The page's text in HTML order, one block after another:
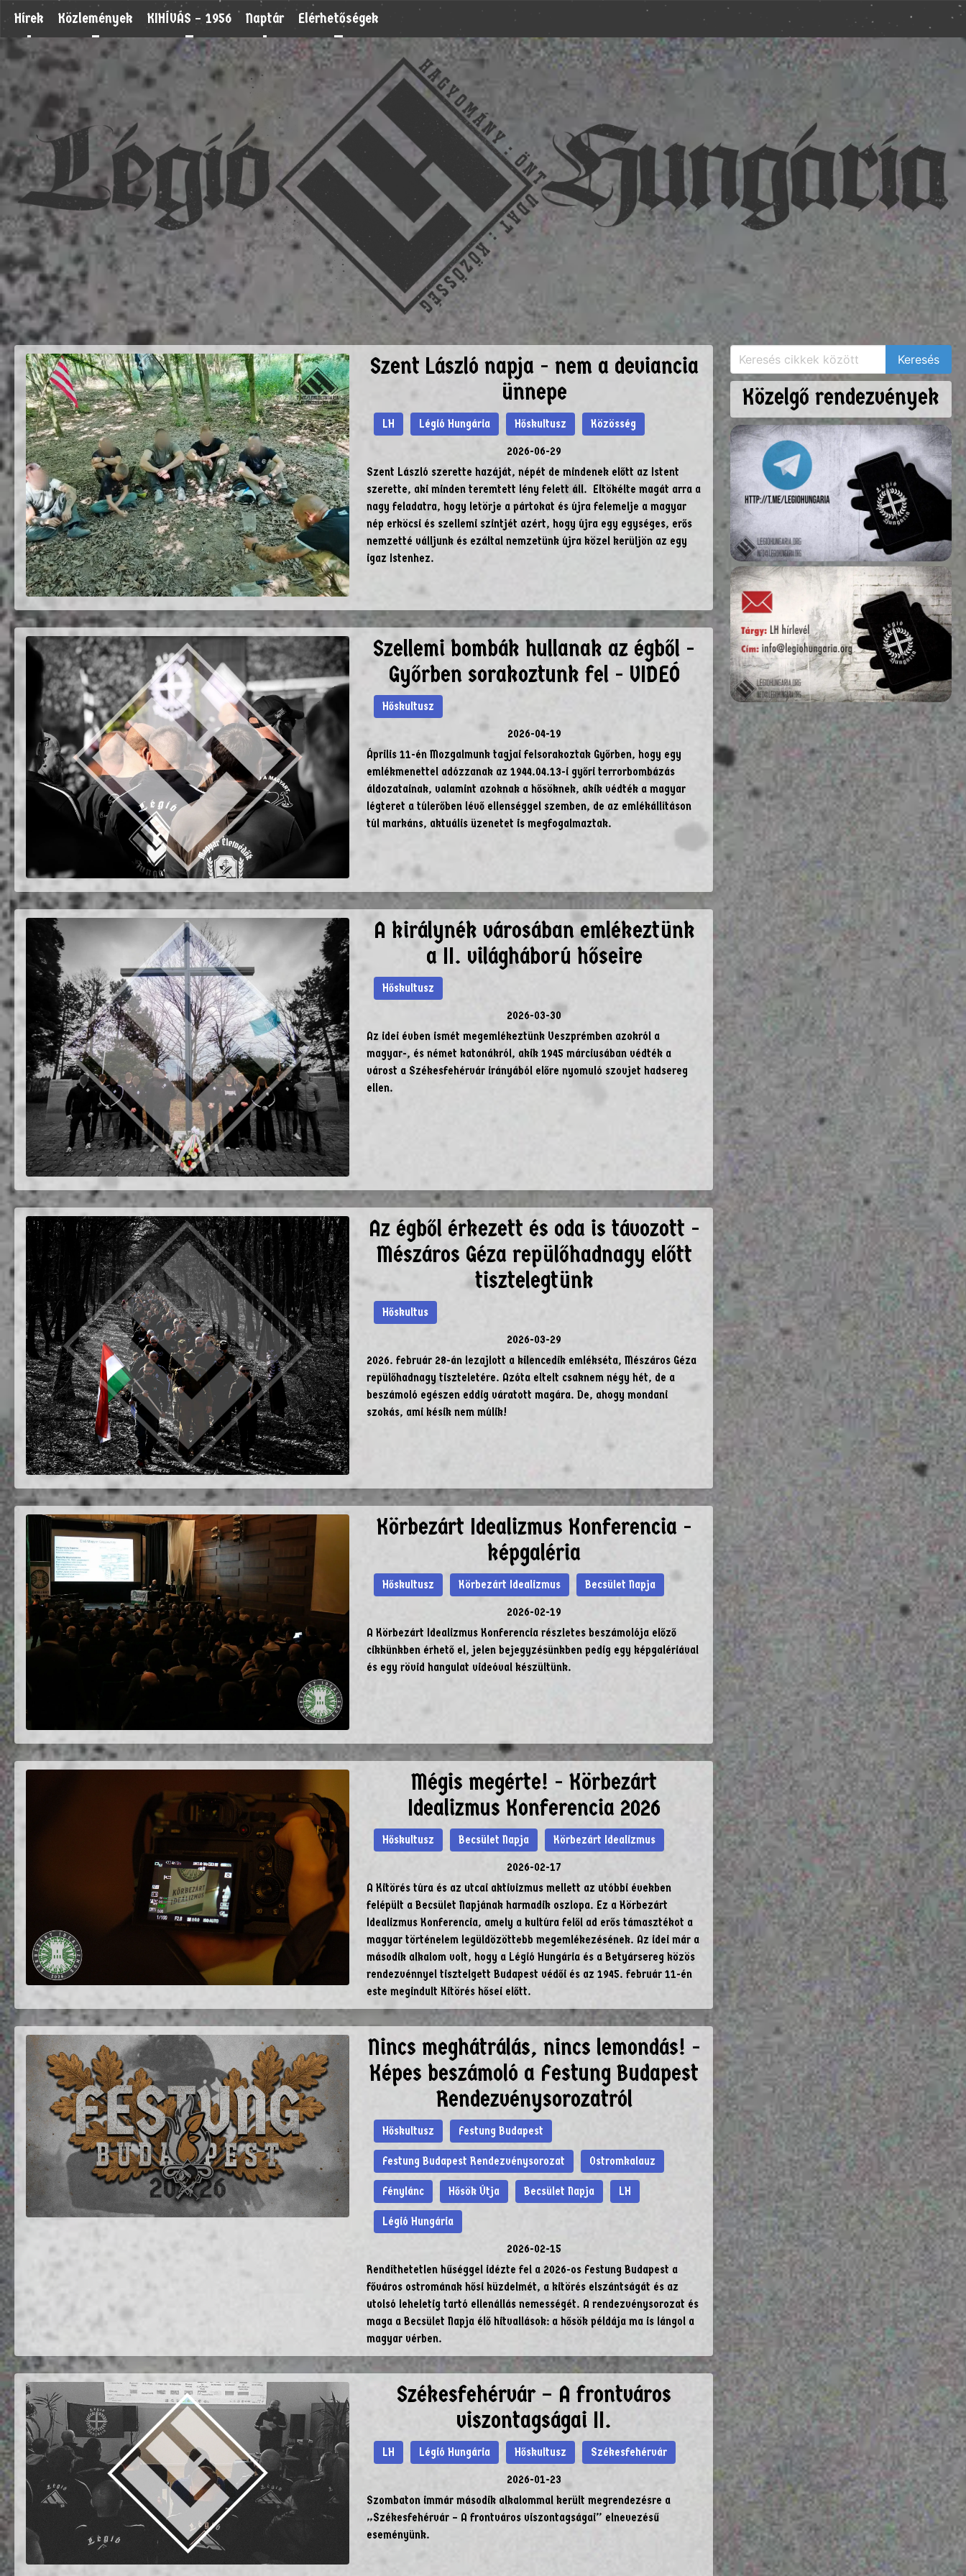
Hírek Közlemények KIHÍVÁS – 1956 Naptár Elérhetőségek
Szent László napja - nem a deviancia
ünnepe
LH Légió Hungária Hőskultusz
Közösség
2026-06-29
Szent László szerette hazáját, népét de mindenek előtt az Istent
szerette, aki minden teremtett lény felett áll. Eltökélte magát arra a
nagy feladatra, hogy letörje a pártokat és újra felemelje a magyar
nép erköcsi és szellemi szintjét azért, hogy újra egy egységes, erős
nemzetté válljunk és ezáltal nemzetünk újra közel kerüljön az egy
igaz Istenhez.
Szellemi bombák hullanak az égből -
Győrben sorakoztunk fel - VIDEÓ
Hőskultusz
2026-04-19
Április 11-én Mozgalmunk tagjai felsorakoztak Győrben, hogy egy
emlékmenettel adózzanak az 1944.04.13-i győri terrorbombázás
áldozatainak, valamint azoknak a hősöknek, akik védték a magyar
légteret a túlerőben lévő ellenséggel szemben, de az emlékállításon
túl markáns, aktuális üzenetet is megfogalmaztak.
A királynék városában emlékeztünk
a II. világháború hőseire
Hőskultusz
2026-03-30
Az idei évben ismét megemlékeztünk Veszprémben azokról a
magyar-, és német katonákról, akik 1945 márciusában védték a
várost a Székesfehérvár irányából előre nyomuló szovjet hadsereg
ellen.
Az égből érkezett és oda is távozott -
Mészáros Géza repülőhadnagy előtt
tisztelegtünk
Hőskultus
2026-03-29
2026. február 28-án lezajlott a kilencedik emlékséta, Mészáros Géza
repülőhadnagy tiszteletére. Azóta eltelt csaknem négy hét, de a
beszámoló egészen eddig váratott magára. De, ahogy mondani
szokás, ami késik nem múlik!
Körbezárt Idealizmus Konferencia -
képgaléria
Hőskultusz Körbezárt Idealizmus
Becsület Napja
2026-02-19
A Körbezárt Idealizmus Konferencia részletes beszámolója előző
cikkünkben érhető el, jelen bejegyzésünkben pedig egy képgalériával
és egy rövid hangulat videóval készültünk.
Mégis megérte! - Körbezárt
Idealizmus Konferencia 2026
Hőskultusz Becsület Napja
Körbezárt Idealizmus
2026-02-17
A Kitörés túra és az utcai aktivizmus mellett az utóbbi években
felépült a Becsület Napjának harmadik oszlopa. Ez a Körbezárt
Idealizmus Konferencia, amely a kultúra felől ad erős támasztékot a
magyar történelem legüldözöttebb megemlékezésének. Az idei már a
második alkalom volt, hogy a Légió Hungária és a Betyársereg közös
rendezvénnyel tisztelgett Budapest védői és az 1945. február 11-én
este megindult Kitörés hősei előtt.
Nincs meghátrálás, nincs lemondás! -
Képes beszámoló a Festung Budapest
Rendezvénysorozatról
Hőskultusz Festung Budapest
Festung Budapest Rendezvénysorozat Ostromkalauz
Fénylánc Hősök Útja Becsület Napja LH
Légió Hungária
2026-02-15
Rendíthetetlen hűséggel idézte fel a 2026-os Festung Budapest a
főváros ostromának hősi küzdelmét, a kitörés elszántságát és az
utolsó leheletig tartó ellenállás nemességét. A rendezvénysorozat és
maga a Becsület Napja élő hitvallások: a hősök példája ma is lángol a
magyar vérben.
Székesfehérvár – A frontváros
viszontagságai II.
LH Légió Hungária Hőskultusz
Székesfehérvár
2026-01-23
Szombaton immár második alkalommal került megrendezésre a
„Székesfehérvár – A frontváros viszontagságai” elnevezésű
eseményünk.
Közelgő rendezvények